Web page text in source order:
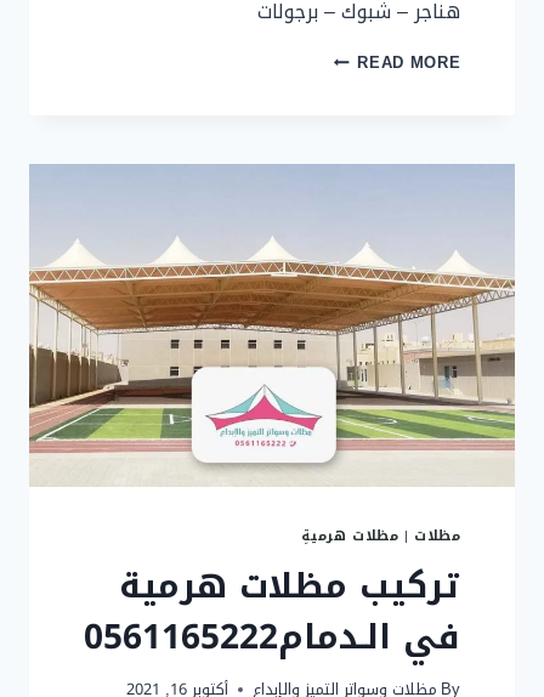
هناجر – شبوك – برجولات
READ MOREتركيـب
مظلات | مظلات هرميةِ
تركيب مظلات هرمية
في الـدمام0561165222
By مظلات وسواتر التميز والإبداع أكتوبر 16, 2021